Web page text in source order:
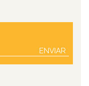
ENVIAR